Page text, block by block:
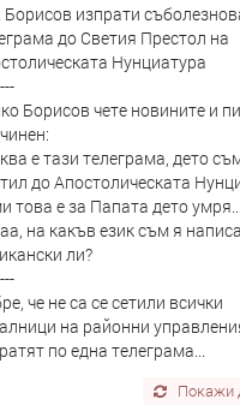
Борисов изпрати
до Светия Престол на
Нунциатура
Борисов чете новините и
е тази телеграма, дето
до Апостолическата
това е за Папата дето умря...
на какъв език съм я
ли?
че не са се сетили всички
на районни
по една телеграма...
Покажи